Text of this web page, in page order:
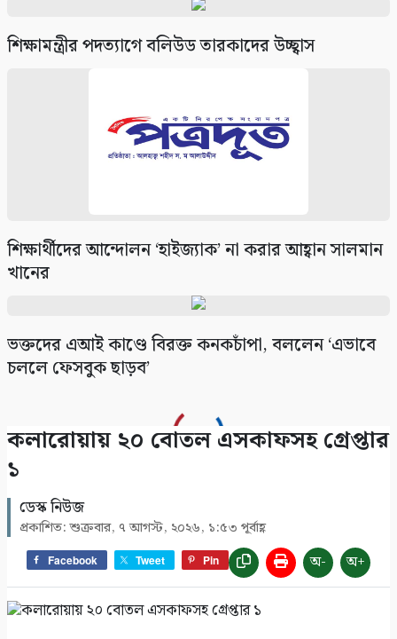
শিক্ষামন্ত্রীর পদত্যাগে বলিউড তারকাদের উচ্ছ্বাস
শিক্ষার্থীদের আন্দোলন ‘হাইজ্যাক’ না করার আহ্বান সালমান
খানের
ভক্তদের এআই কাণ্ডে বিরক্ত কনকচাঁপা, বললেন ‘এভাবে
চললে ফেসবুক ছাড়ব’
কলারোয়ায় ২০ বোতল এসকাফসহ গ্রেপ্তার
১
ডেস্ক নিউজ
প্রকাশিত: শুক্রবার, ৭ আগস্ট, ২০২৬, ১:৫৩ পূর্বাহ্ণ
Facebook Tweet Pin অ- অ+